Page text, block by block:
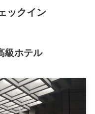
ックイン
級ホテル